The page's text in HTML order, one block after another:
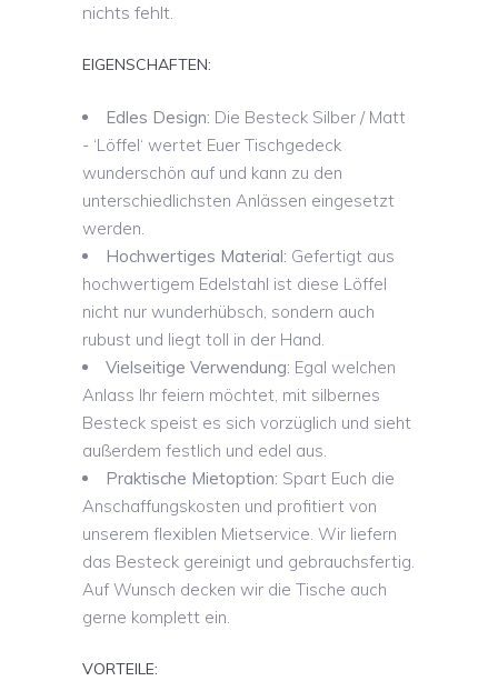
nichts fehlt.
EIGENSCHAFTEN:
Edles Design: Die Besteck Silber / Matt
- ‘Löffel‘ wertet Euer Tischgedeck
wunderschön auf und kann zu den
unterschiedlichsten Anlässen eingesetzt
werden.
Hochwertiges Material: Gefertigt aus
hochwertigem Edelstahl ist diese Löffel
nicht nur wunderhübsch, sondern auch
rubust und liegt toll in der Hand.
Vielseitige Verwendung: Egal welchen
Anlass Ihr feiern möchtet, mit silbernes
Besteck speist es sich vorzüglich und sieht
außerdem festlich und edel aus.
Praktische Mietoption: Spart Euch die
Anschaffungskosten und profitiert von
unserem flexiblen Mietservice. Wir liefern
das Besteck gereinigt und gebrauchsfertig.
Auf Wunsch decken wir die Tische auch
gerne komplett ein.
VORTEILE: